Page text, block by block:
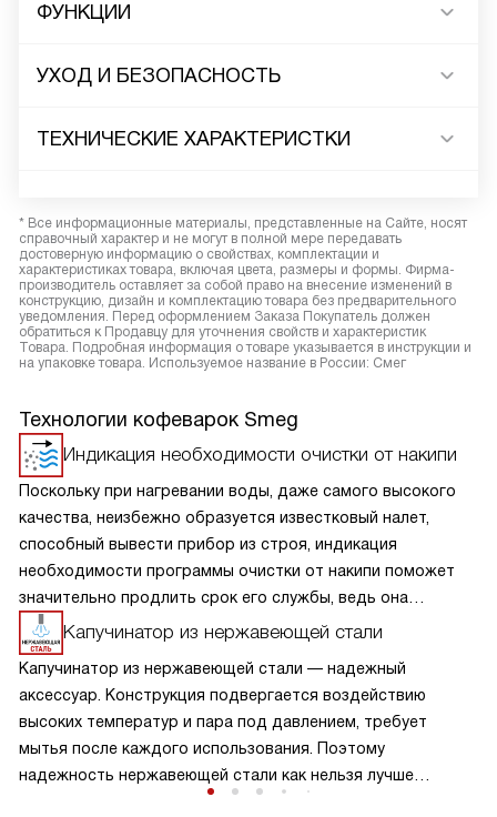
ФУНКЦИИ
УХОД И БЕЗОПАСНОСТЬ
ТЕХНИЧЕСКИЕ ХАРАКТЕРИСТКИ
* Все информационные материалы, представленные на Сайте, носят
справочный характер и не могут в полной мере передавать
достоверную информацию о свойствах, комплектации и
характеристиках товара, включая цвета, размеры и формы. Фирма-
производитель оставляет за собой право на внесение изменений в
конструкцию, дизайн и комплектацию товара без предварительного
уведомления. Перед оформлением Заказа Покупатель должен
обратиться к Продавцу для уточнения свойств и характеристик
Товара. Подробная информация о товаре указывается в инструкции и
на упаковке товара. Используемое название в России: Смег
Технологии кофеварок Smeg
Индикация необходимости очистки от накипи
Поскольку при нагревании воды, даже самого высокого
качества, неизбежно образуется известковый налет,
способный вывести прибор из строя, индикация
необходимости программы очистки от накипи поможет
значительно продлить срок его службы, ведь она
напомнит вам, когда стоит почистить устройство.
Капучинатор из нержавеющей стали
Капучинатор из нержавеющей стали — надежный
аксессуар. Конструкция подвергается воздействию
высоких температур и пара под давлением, требует
мытья после каждого использования. Поэтому
надежность нержавеющей стали как нельзя лучше